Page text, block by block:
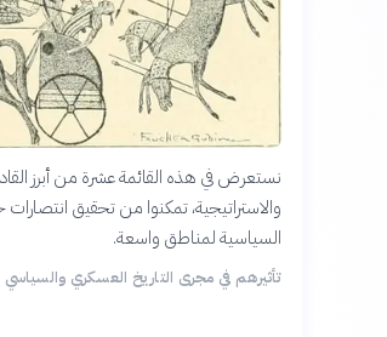
نستعرض في هذه القائمة عشرة من أبرز
والاستراتيجية، تمكنوا من تحقيق
السياسية لمناطق واسعة.
تأثيرهم في مجرى التاريخ العسكري والسياسي